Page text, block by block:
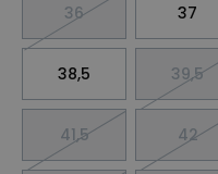
36 37
38,5 39,5
41,5 42